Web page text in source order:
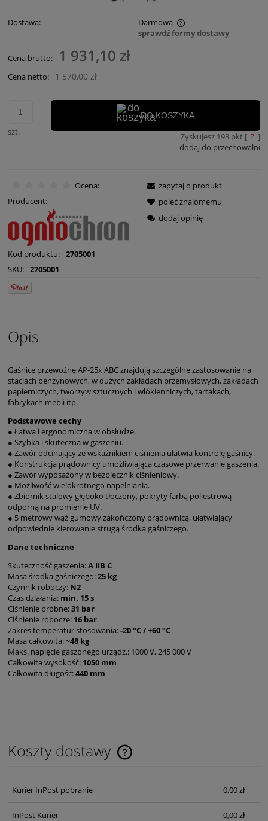
Dostawa:
Darmowa
Cena nie zawiera ewentualnych kosztów płatności
sprawdź formy dostawy
Cena brutto: 1 931,10 zł
Cena netto: 1 570,00 zł
szt.
DO KOSZYKA
Zyskujesz 193pkt [ ? ]
dodaj do przechowalni
Ocena:
Producent:
Kod produktu: 2705001
SKU: 2705001
zapytaj o produkt
poleć znajomemu
dodaj opinię
Opis
Gaśnice przewoźne AP-25x ABC znajdują szczególne zastosowanie na
stacjach benzynowych, w dużych zakładach przemysłowych, zakładach
papierniczych, tworzyw sztucznych i włókienniczych, tartakach,
fabrykach mebli itp.
Podstawowe cechy
● Łatwa i ergonomiczna w obsłudze.
● Szybka i skuteczna w gaszeniu.
● Zawór odcinający ze wskaźnikiem ciśnienia ułatwia kontrolę gaśnicy.
● Konstrukcja prądownicy umożliwiająca czasowe przerwanie gaszenia.
● Zawór wyposażony w bezpiecznik ciśnieniowy.
● Możliwość wielokrotnego napełniania.
● Zbiornik stalowy głęboko tłoczony, pokryty farbą poliestrową
odporną na promienie UV.
● 5 metrowy wąż gumowy zakończony prądownicą, ułatwiający
odpowiednie kierowanie strugą środka gaśniczego.
Dane techniczne
Skuteczność gaszenia:A IIB C
Masa środka gaśniczego:25 kg
Czynnik roboczy: N2
Czas działania: min. 15 s
Ciśnienie próbne:31 bar
Ciśnienie robocze: 16 bar
Zakres temperatur stosowania:-20 °C / +60 °C
Masa całkowita:~48 kg
Maks. napięcie gaszonego urządz.: 1000 V, 245 000 V
Całkowita wysokość: 1050 mm
Całkowita długość:440 mm
Koszty dostawy
Cena nie zawiera ewentualnych kosztów płatności
Kurier InPost pobranie 0,00 zł
InPost Kurier 0,00 zł